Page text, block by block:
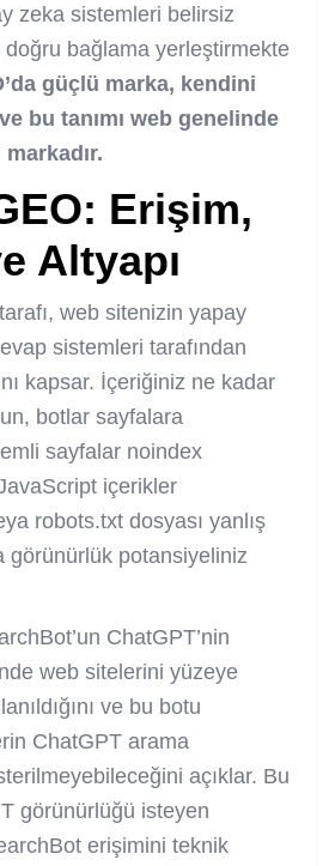
zeka sistemleri belirsiz
bağlama yerleştirmekte
güçlü marka, kendini
bu tanımı web genelinde
Erişim,
Altyapı
web sitenizin yapay
sistemleri tarafından
kapsar. İçeriğiniz ne kadar
botlar sayfalara
sayfalar noindex
içerikler
robots.txt dosyası yanlış
görünürlük potansiyeliniz
ChatGPT’nin
web sitelerini yüzeye
ve bu botu
ChatGPT arama
açıklar. Bu
görünürlüğü isteyen
erişimini teknik